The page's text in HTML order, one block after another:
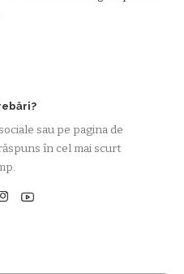
sau pe pagina de
în cel mai scurt